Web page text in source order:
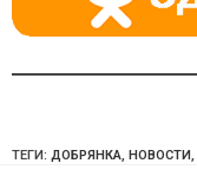
ТЕГИ: ДОБРЯНКА, НОВОСТИ,